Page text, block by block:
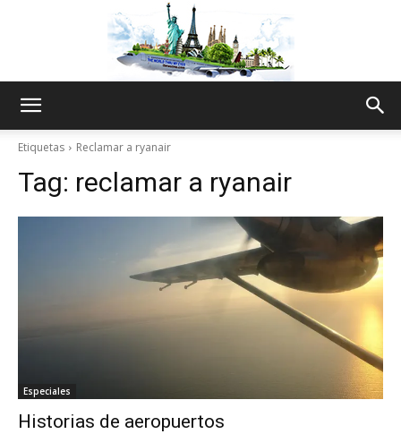
World
Thru
Etiquetas Reclamar a ryanair
Tag: reclamar a ryanair
Especiales
Historias de aeropuertos